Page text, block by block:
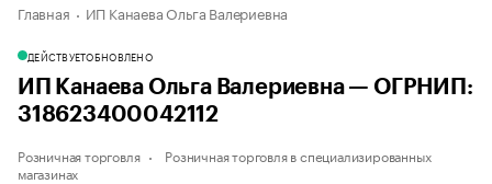
Главная ИП Канаева Ольга Валериевна
ДЕЙСТВУЕТОБНОВЛЕНО
ИП Канаева Ольга Валериевна — ОГРНИП:
318623400042112
Розничная торговля
Розничная торговля в специализированных
магазинах